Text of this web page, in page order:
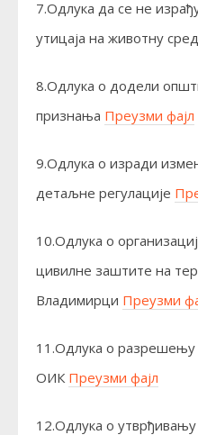
7.Одлука да се не
утицаја на животну
8.Одлука о додели
признања Преузми фајл
9.Одлука о изради
детаљне регулације
10.Одлука о
цивилне заштите на
Владимирци Преузми
11.Одлука о
ОИК Преузми фајл
12.Одлука о